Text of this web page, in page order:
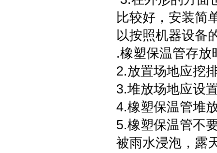
比较好，安装简
以按照机器设备
.橡塑保温管存放
2.放置场地应挖
3.堆放场地应设
4.橡塑保温管堆
5.橡塑保温管不
被雨水浸泡，露